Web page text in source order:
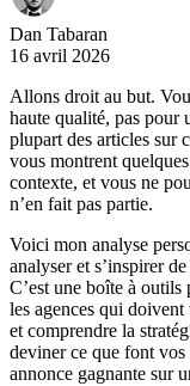
Dan Tabaran
16 avril 2026
Allons droit au but.
haute qualité, pas pour
plupart des articles sur
vous montrent
contexte, et vous ne
n’en fait pas partie.
Voici mon analyse
analyser et s’inspirer de
C’est une boîte à outils
les agences qui
et comprendre la
deviner ce que font
annonce gagnante sur